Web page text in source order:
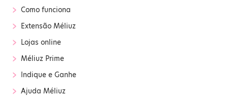
› Como funciona
› Extensão Méliuz
› Lojas online
› Méliuz Prime
› Indique e Ganhe
› Ajuda Méliuz